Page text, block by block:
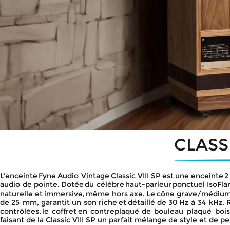
L'enceinte Fyne Audio Vintage Classic VIII SP est une enceinte2
audio de pointe. Dotéedu célèbre haut-parleurponctuel
naturelle et immersive, même hors axe. Le cône grave/
de 25 mm, garantit un son riche etdétaillé de 30 Hz à 34 kHz.
contrôlées, le coffret en contreplaqué de bouleau plaqué bois
faisant de la Classic VIII SP un parfait mélange de style et de